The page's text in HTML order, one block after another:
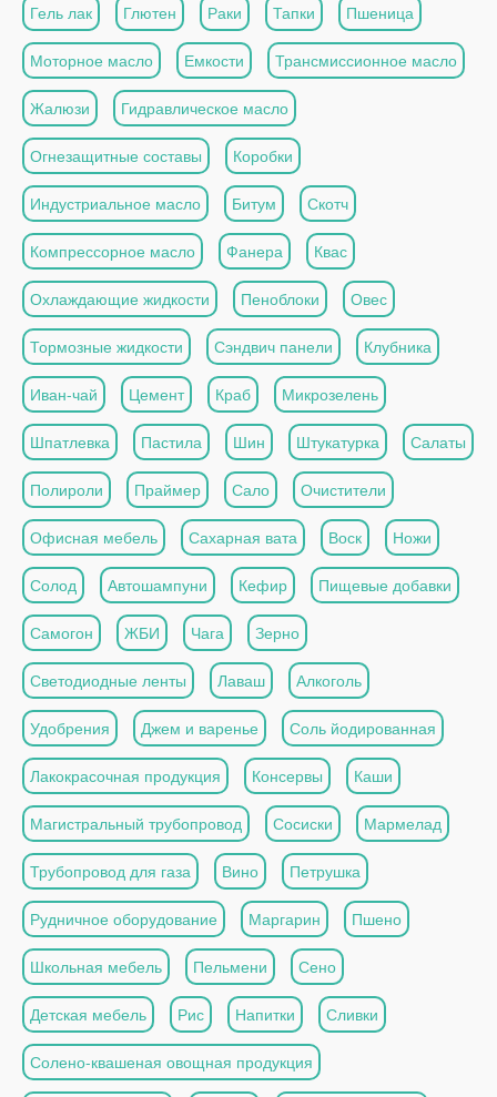
Гель лак Глютен Раки Тапки Пшеница
Моторное масло Емкости Трансмиссионное масло
Жалюзи Гидравлическое масло
Огнезащитные составы Коробки
Индустриальное масло Битум Скотч
Компрессорное масло Фанера Квас
Охлаждающие жидкости Пеноблоки Овес
Тормозные жидкости Сэндвич панели Клубника
Иван-чай Цемент Краб Микрозелень
Шпатлевка Пастила Шин Штукатурка Салаты
Полироли Праймер Сало Очистители
Офисная мебель Сахарная вата Воск Ножи
Солод Автошампуни Кефир Пищевые добавки
Самогон ЖБИ Чага Зерно
Светодиодные ленты Лаваш Алкоголь
Удобрения Джем и варенье Соль йодированная
Лакокрасочная продукция Консервы Каши
Магистральный трубопровод Сосиски Мармелад
Трубопровод для газа Вино Петрушка
Рудничное оборудование Маргарин Пшено
Школьная мебель Пельмени Сено
Детская мебель Рис Напитки Сливки
Солено-квашеная овощная продукция